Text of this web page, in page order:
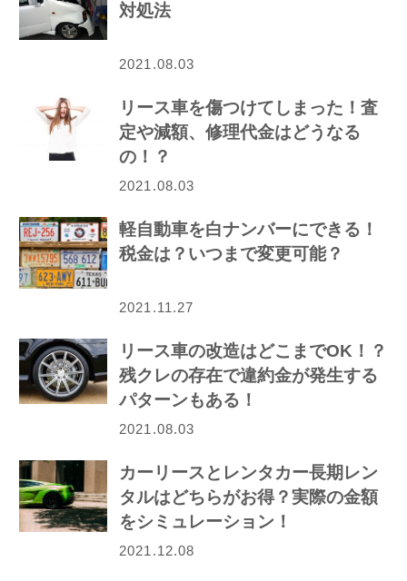
対処法
2021.08.03
リース車を傷つけてしまった！査
定や減額、修理代金はどうなる
の！？
2021.08.03
軽自動車を白ナンバーにできる！
税金は？いつまで変更可能？
2021.11.27
リース車の改造はどこまでOK！？
残クレの存在で違約金が発生する
パターンもある！
2021.08.03
カーリースとレンタカー長期レン
タルはどちらがお得？実際の金額
をシミュレーション！
2021.12.08